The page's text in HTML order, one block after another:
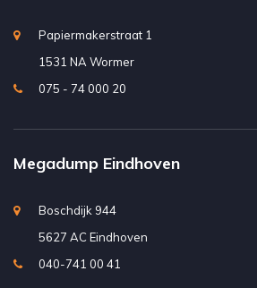
Papiermakerstraat 1
1531 NA Wormer
075 - 74 000 20
Megadump Eindhoven
Boschdijk 944
5627 AC Eindhoven
040-741 00 41